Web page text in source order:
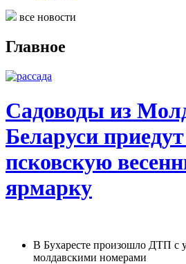
все новости
Главное
Садоводы из
Беларуси
псковскую
ярмарку
В Бухаресте произошло ДТП с
молдавскими номерами